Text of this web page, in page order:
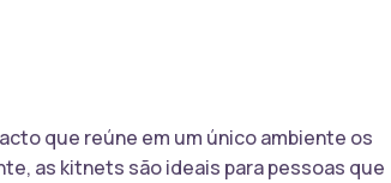
que reúne em um único ambiente os
as kitnets são ideais para pessoas que